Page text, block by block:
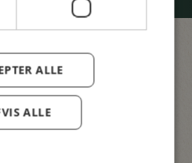
i Fredericia med kort
Adressen er Vestre
ALLE
ALLE